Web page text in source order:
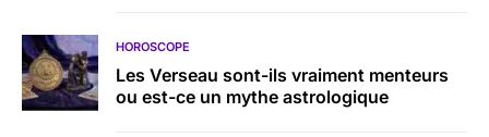
HOROSCOPE
Les Verseau sont-ils vraiment menteurs
ou est-ce un mythe astrologique